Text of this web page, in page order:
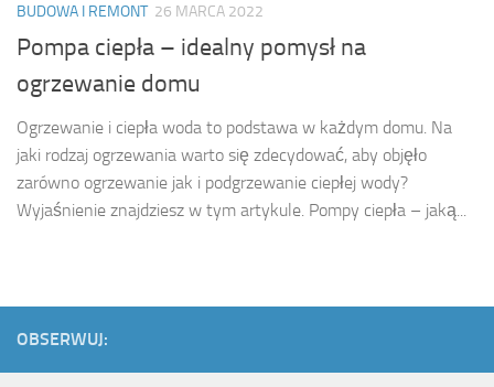
BUDOWA I REMONT 26 MARCA 2022
Pompa ciepła – idealny pomysł na
ogrzewanie domu
Ogrzewanie i ciepła woda to podstawa w każdym domu. Na
jaki rodzaj ogrzewania warto się zdecydować, aby objęło
zarówno ogrzewanie jak i podgrzewanie ciepłej wody?
Wyjaśnienie znajdziesz w tym artykule. Pompy ciepła – jaką...
OBSERWUJ: